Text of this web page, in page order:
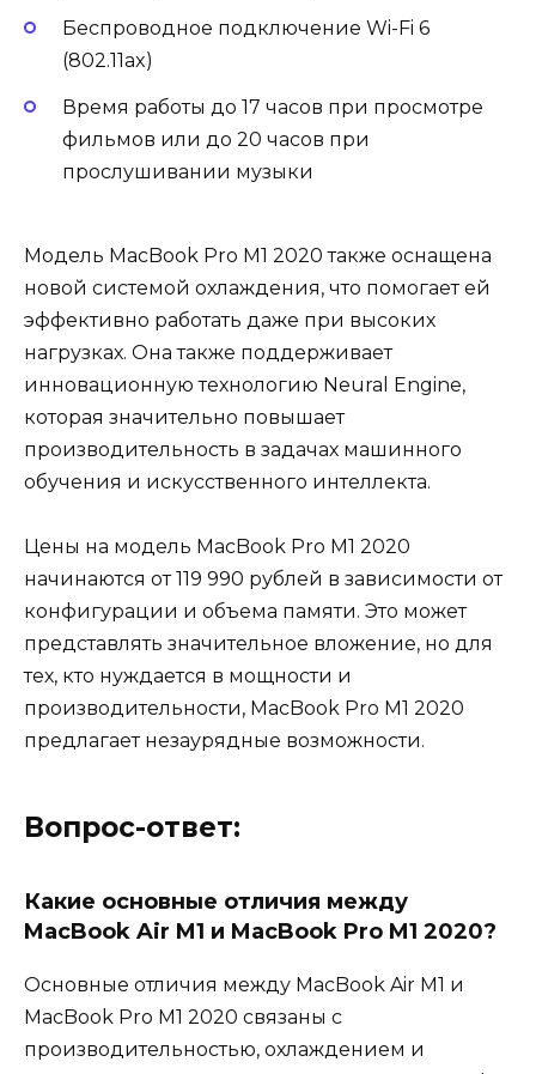
Беспроводное подключение Wi-Fi 6
(802.11ax)
Время работы до 17 часов при просмотре
фильмов или до 20 часов при
прослушивании музыки
Модель MacBook Pro M1 2020 также оснащена
новой системой охлаждения, что помогает ей
эффективно работать даже при высоких
нагрузках. Она также поддерживает
инновационную технологию Neural Engine,
которая значительно повышает
производительность в задачах машинного
обучения и искусственного интеллекта.
Цены на модель MacBook Pro M1 2020
начинаются от 119 990 рублей в зависимости от
конфигурации и объема памяти. Это может
представлять значительное вложение, но для
тех, кто нуждается в мощности и
производительности, MacBook Pro M1 2020
предлагает незаурядные возможности.
Вопрос-ответ:
Какие основные отличия между
MacBook Air M1 и MacBook Pro M1 2020?
Основные отличия между MacBook Air M1 и
MacBook Pro M1 2020 связаны с
производительностью, охлаждением и